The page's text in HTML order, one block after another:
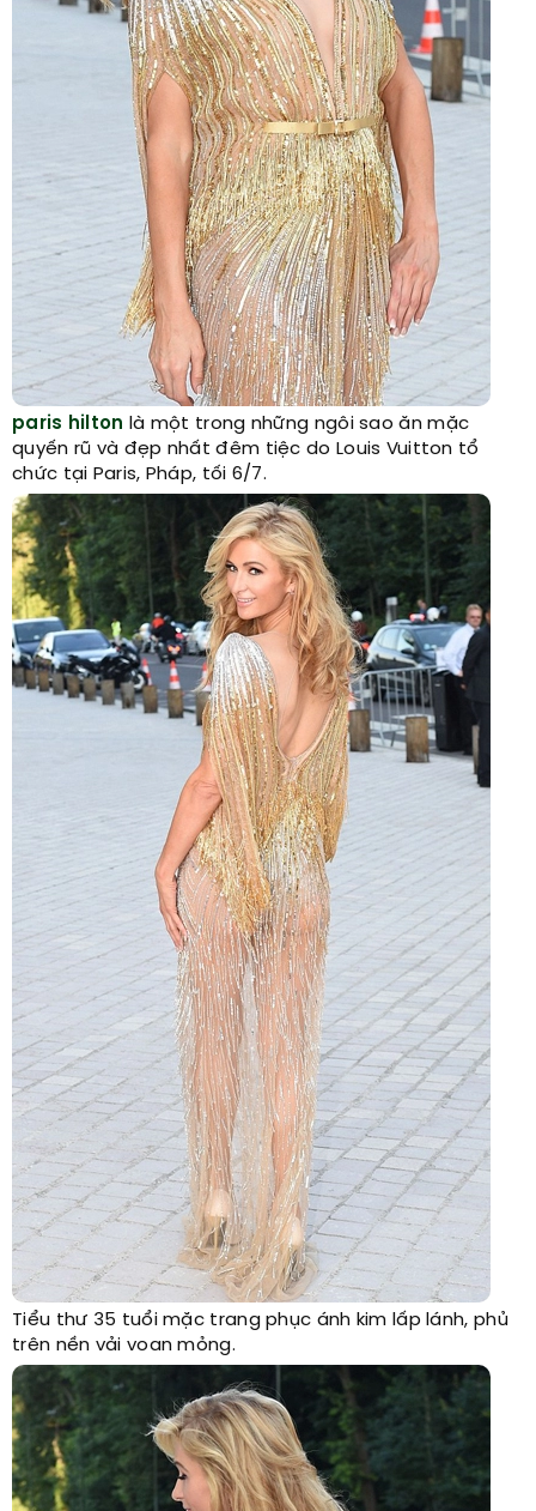
paris hilton là một trong những ngôi sao ăn mặc
quyến rũ và đẹp nhất đêm tiệc do Louis Vuitton tổ
chức tại Paris, Pháp, tối 6/7.
Tiểu thư 35 tuổi mặc trang phục ánh kim lấp lánh, phủ
trên nền vải voan mỏng.